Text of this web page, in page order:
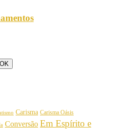
Carisma Carisma Oásis
Conversão Em Espírito e